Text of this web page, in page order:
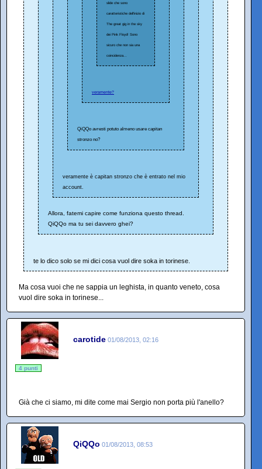
slide che sono
caratteristiche dell'inizio di
The great gig in the sky
dei Pink Floyd! Sono
sicuro che non sia una
coincidenza...
veramente?
QiQQo avresti potuto almeno usare capitan
stronzo no?
veramente è capitan stronzo che è entrato nel mio
account.
Allora, fatemi capire come funziona questo thread.
QiQQo ma tu sei davvero ghei?
te lo dico solo se mi dici cosa vuol dire soka in torinese.
Ma cosa vuoi che ne sappia un leghista, in quanto veneto, cosa
vuol dire soka in torinese...
carotide 01/08/2013, 02:16
4 punti
Già che ci siamo, mi dite come mai Sergio non porta più l'anello?
QiQQo 01/08/2013, 08:53